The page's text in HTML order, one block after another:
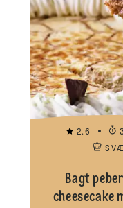
2.6
Bagt
cheesecake